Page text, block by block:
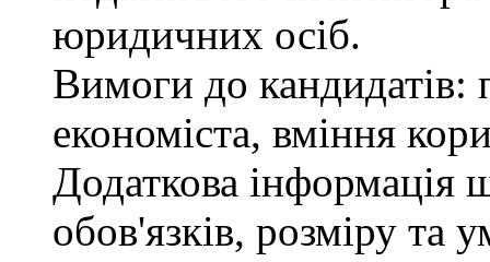
юридичних осіб.
Вимоги до кандидатів:
економіста, вміння
Додаткова інформація
обов'язків, розміру та